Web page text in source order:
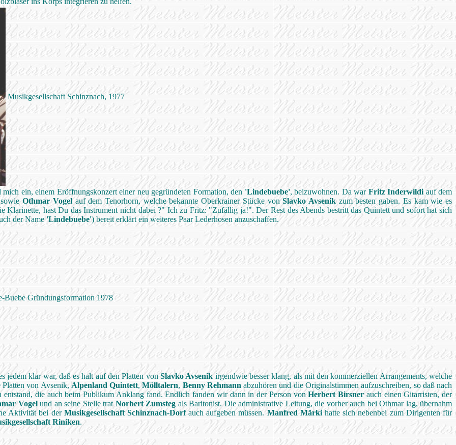
Musikgesellschaft Schinznach, 1977
ein, einem Eröffnungskonzert einer neu gegründeten Formation, den 'Lindebuebe', beizuwohnen. Da war Fritz Inderwildi auf dem
sowieOthmar Vogelauf dem Tenorhorn, welche bekannte Oberkrainer Stücke vonSlavko Avsenik zum besten gaben. Es kam wie es
hast Du das Instrument nicht dabei ?" Ich zu Fritz: "Zufällig ja!". Der Rest des Abends bestritt das Quintett und sofort hat sich
der Name'Lindebuebe') bereit erklärt ein weiteres Paar Lederhosen anzuschaffen.
Buebe Gründungsformation 1978
jedem klar war, daß es halt auf den Platten vonSlavko Avsenikirgendwie besser klang, als mit den kommerziellen Arrangements, welche
Platten von Avsenik,Alpenland Quintett,Mölltalern, Benny Rehmann abzuhören und die Originalstimmen aufzuschreiben, so daß nach
die auch beim Publikum Anklang fand. Endlich fanden wir dann in der Person vonHerbert Birsnerauch einen Gitarristen, der
Vogelund an seine Stelle tratNorbert Zumsteg als Baritonist. Die administrative Leitung, die vorher auch bei Othmar lag, übernahm
Aktivität bei der Musikgesellschaft Schinznach-Dorfauch aufgeben müssen.Manfred Märkihatte sich nebenbei zum Dirigenten für
Riniken.